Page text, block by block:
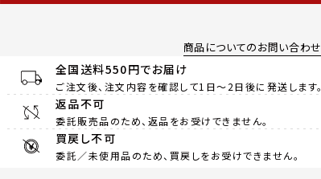
商品についてのお問い合わせ
全国送料550円でお届け
ご注文後、注文内容を確認して1日～2日後に発送します。
返品不可
委託販売品のため、返品をお受けできません。
買戻し不可
委託／未使用品のため、買戻しをお受けできません。